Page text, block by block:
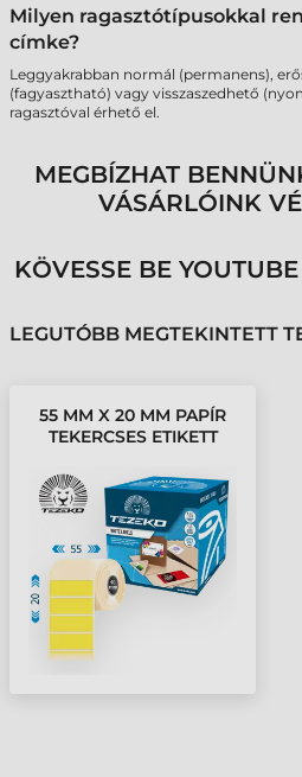
Milyen ragasztótípusokkal
címke?
Leggyakrabban normál (permanens),
(fagyasztható) vagy visszaszedhető
ragasztóval érhető el.
MEGBÍZHAT
VÁSÁRLÓINK
KÖVESSE BE
LEGUTÓBB MEGTEKINTETT
55 MM X 20 MM PAPÍR
TEKERCSES ETIKETT
CÍMKE/TEKERCS )